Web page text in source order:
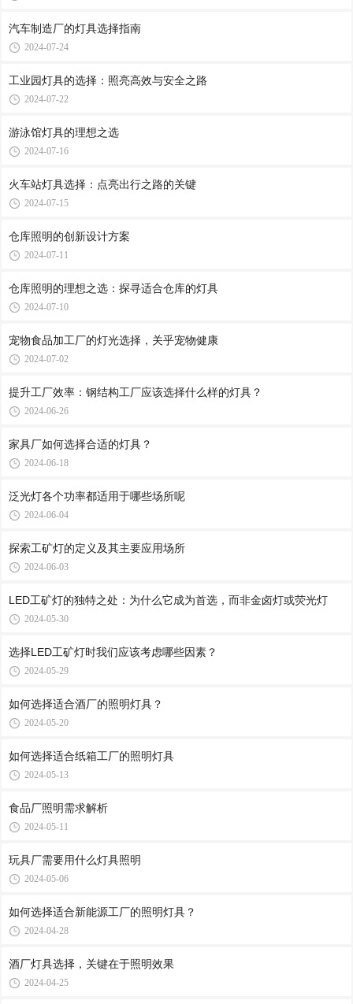
汽车制造厂的灯具选择指南
2024-07-24
工业园灯具的选择：照亮高效与安全之路
2024-07-22
游泳馆灯具的理想之选
2024-07-16
火车站灯具选择：点亮出行之路的关键
2024-07-15
仓库照明的创新设计方案
2024-07-11
仓库照明的理想之选：探寻适合仓库的灯具
2024-07-10
宠物食品加工厂的灯光选择，关乎宠物健康
2024-07-02
提升工厂效率：钢结构工厂应该选择什么样的灯具？
2024-06-26
家具厂如何选择合适的灯具？
2024-06-18
泛光灯各个功率都适用于哪些场所呢
2024-06-04
探索工矿灯的定义及其主要应用场所
2024-06-03
LED工矿灯的独特之处：为什么它成为首选，而非金卤灯或荧光灯
2024-05-30
选择LED工矿灯时我们应该考虑哪些因素？
2024-05-29
如何选择适合酒厂的照明灯具？
2024-05-20
如何选择适合纸箱工厂的照明灯具
2024-05-13
食品厂照明需求解析
2024-05-11
玩具厂需要用什么灯具照明
2024-05-06
如何选择适合新能源工厂的照明灯具？
2024-04-28
酒厂灯具选择，关键在于照明效果
2024-04-25